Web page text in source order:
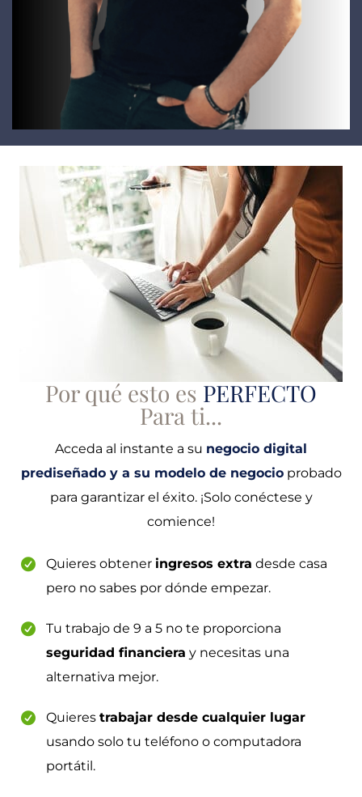
Por qué esto es PERFECTO
Para ti...
Acceda al instante a su negocio digital
prediseñado y a su modelo de negocio probado
para garantizar el éxito. ¡Solo conéctese y
comience!
Quieres obtener ingresos extra desde casa
pero no sabes por dónde empezar.
Tu trabajo de 9 a 5 no te proporciona
seguridad financiera y necesitas una
alternativa mejor.
Quieres trabajar desde cualquier lugar
usando solo tu teléfono o computadora
portátil.